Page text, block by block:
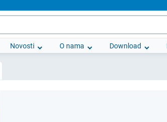
Novosti O nama Download